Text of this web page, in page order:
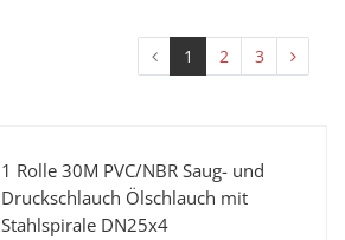
1 2 3
1 Rolle 30M PVC/NBR Saug- und
Druckschlauch Ölschlauch mit
Stahlspirale DN25x4